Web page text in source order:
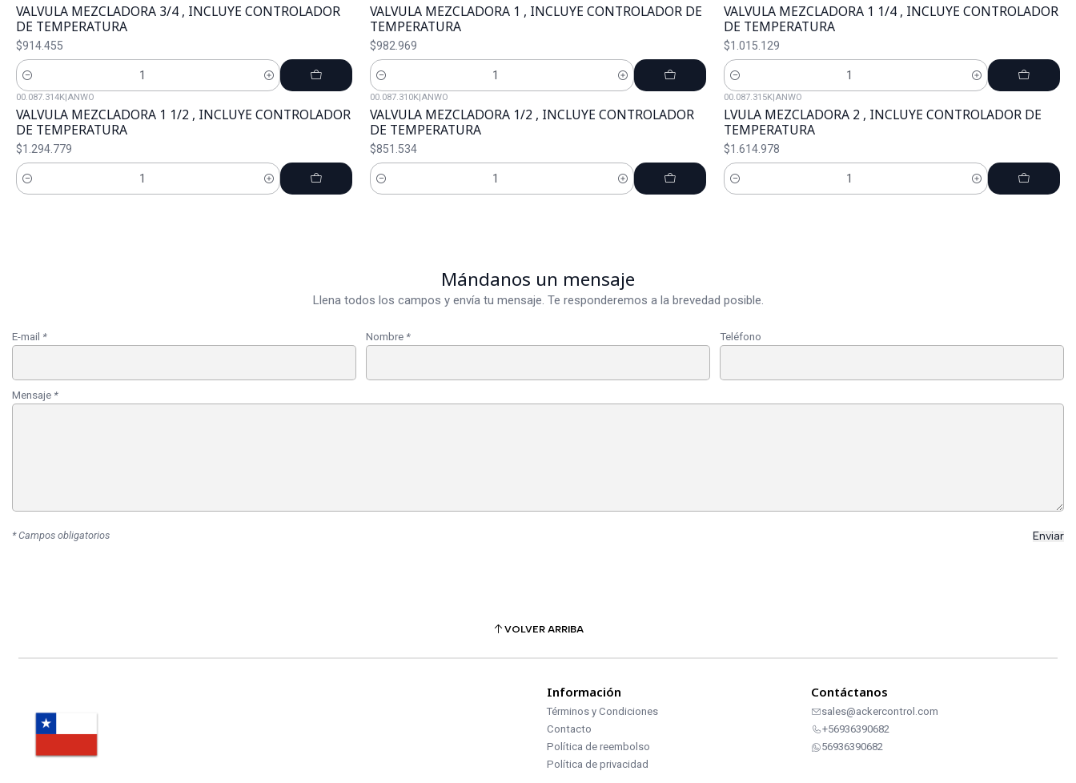
VALVULA MEZCLADORA 3/4 , INCLUYE CONTROLADOR
DE TEMPERATURA
$914.455
Cantidad
VALVULA MEZCLADORA 1 , INCLUYE CONTROLADOR DE
TEMPERATURA
$982.969
Cantidad
VALVULA MEZCLADORA 1 1/4 , INCLUYE CONTROLADOR
DE TEMPERATURA
$1.015.129
Cantidad
00.087.314K|ANWO
VALVULA MEZCLADORA 1 1/2 , INCLUYE CONTROLADOR
DE TEMPERATURA
$1.294.779
Cantidad
00.087.310K|ANWO
VALVULA MEZCLADORA 1/2 , INCLUYE CONTROLADOR
DE TEMPERATURA
$851.534
Cantidad
00.087.315K|ANWO
LVULA MEZCLADORA 2 , INCLUYE CONTROLADOR DE
TEMPERATURA
$1.614.978
Cantidad
Mándanos un mensaje
Llena todos los campos y envía tu mensaje. Te responderemos a la brevedad posible.
E-mail * Nombre * Teléfono
Mensaje *
* Campos obligatorios
VOLVER ARRIBA
Información
Términos y Condiciones
Contacto
Política de reembolso
Política de privacidad
Contáctanos
sales@ackercontrol.com
+56936390682
56936390682